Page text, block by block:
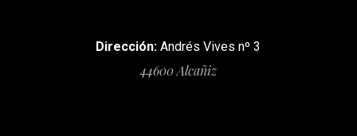
Dirección: Andrés Vives nº 3
44600 Alcañiz